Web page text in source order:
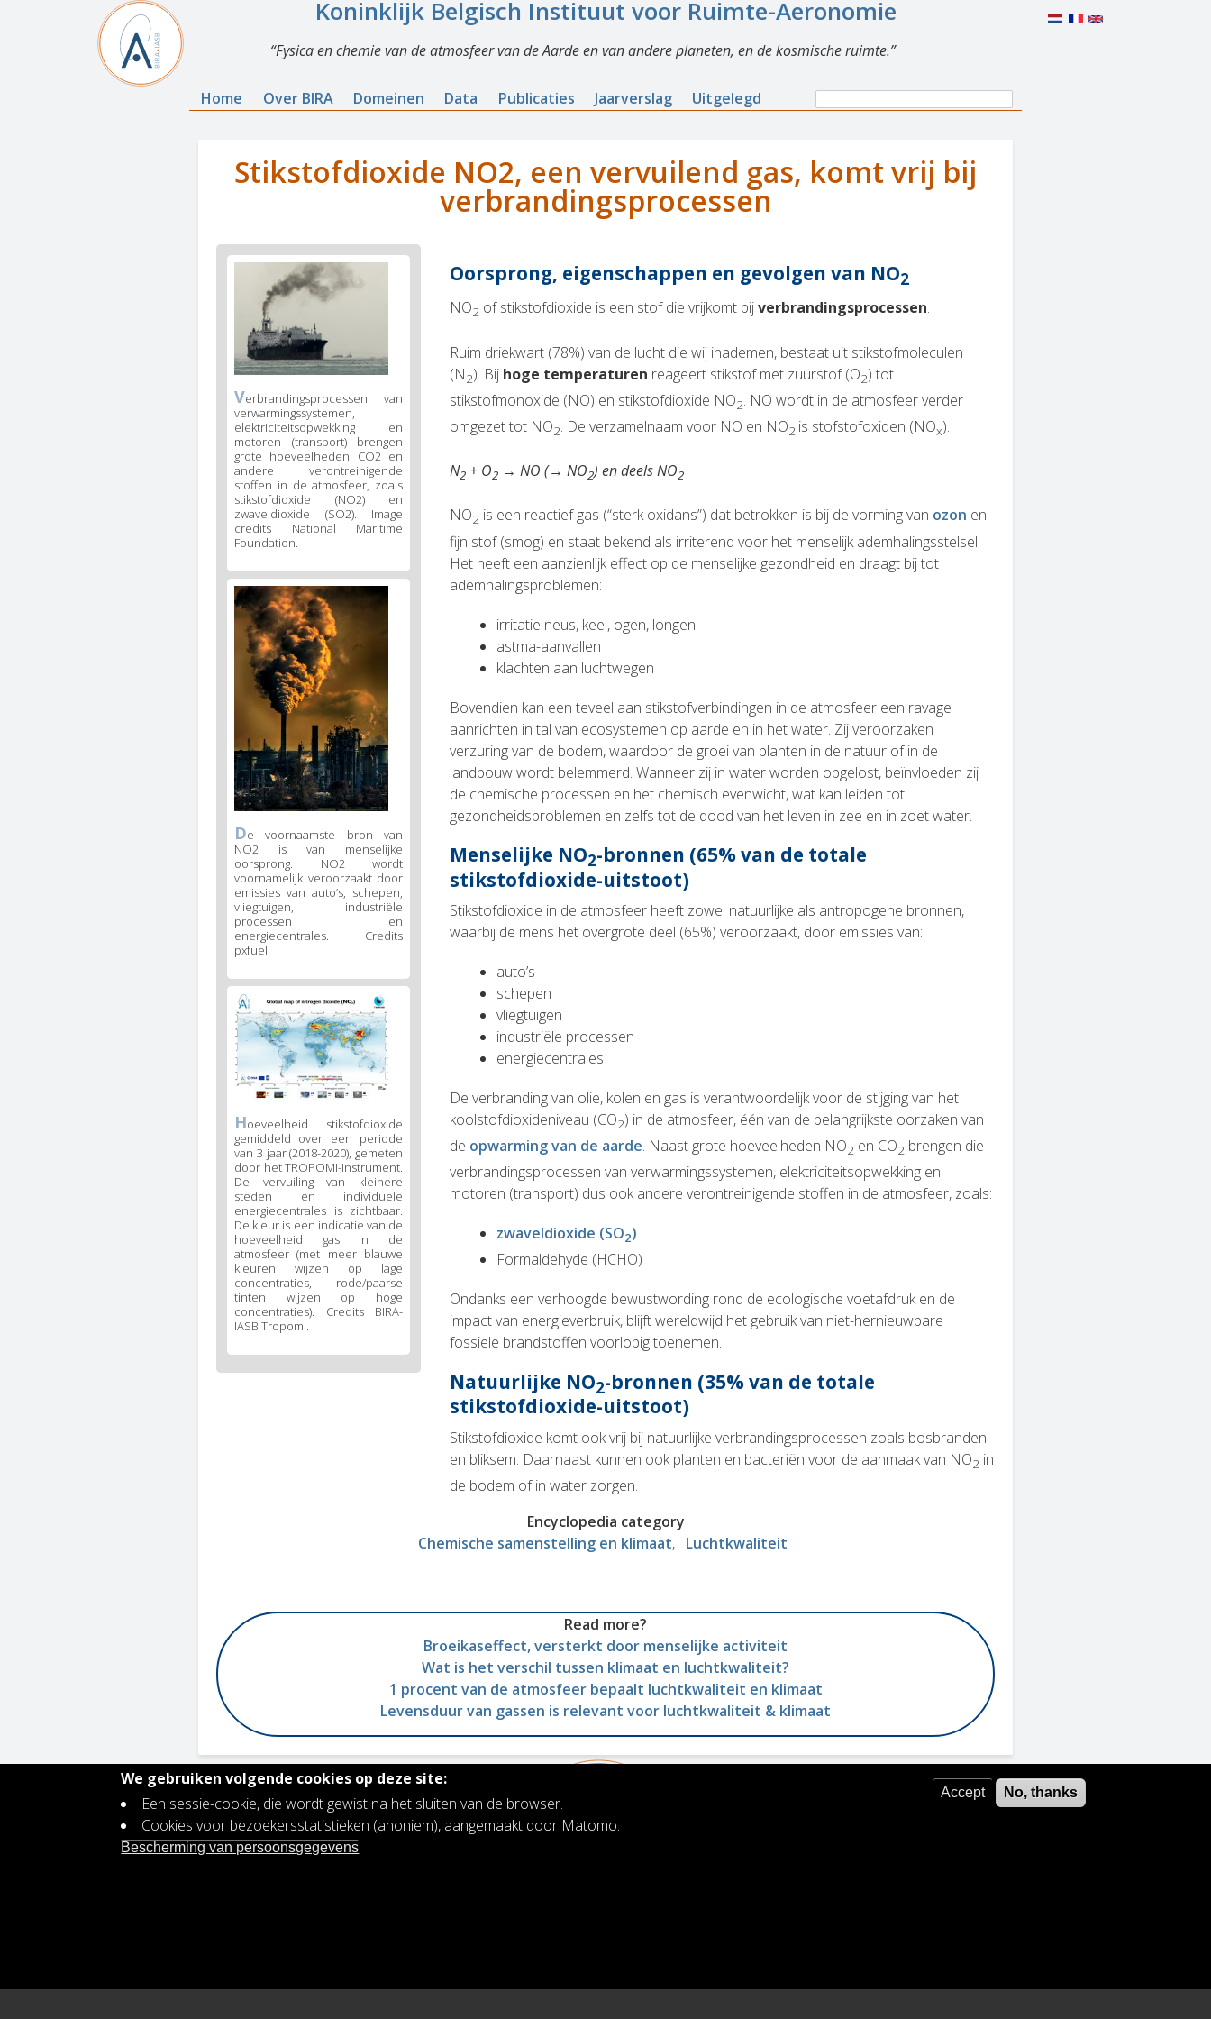
Koninklijk Belgisch Instituut voor Ruimte-Aeronomie
Fysica en chemie van de atmosfeer van de Aarde en van andere planeten, en de kosmische ruimte.
Home Over BIRA Domeinen Data Publicaties Jaarverslag Uitgelegd
Search
Search
Stikstofdioxide NO2, een vervuilend gas, komt vrij bij
verbrandingsprocessen
Oorsprong, eigenschappen en gevolgen van NO2
NO2 of stikstofdioxide is een stof die vrijkomt bijverbrandingsprocessen.
Ruim driekwart (78%) van de lucht die wij inademen, bestaat uit stikstofmoleculen
(N2). Bij hoge temperaturen reageert stikstof met zuurstof (O2) tot
stikstofmonoxide (NO) en stikstofdioxide NO2. NO wordt in de atmosfeer verder
omgezet tot NO2. De verzamelnaam voor NO en NO2 is stofstofoxiden (NOx).
N2 + O2 → NO (→ NO2) en deels NO2
NO2 is een reactief gas (“sterk oxidans”) dat betrokken is bij de vorming van ozon en
fijn stof (smog) en staat bekend als irriterend voor het menselijk ademhalingsstelsel.
Het heeft een aanzienlijk effect op de menselijke gezondheid en draagt bij tot
ademhalingsproblemen:
irritatie neus, keel, ogen, longen
astma-aanvallen
klachten aan luchtwegen
Bovendien kan een teveel aan stikstofverbindingen in de atmosfeer een ravage
aanrichten in tal van ecosystemen op aarde en in het water. Zij veroorzaken
verzuring van de bodem, waardoor de groei van planten in de natuur of in de
landbouw wordt belemmerd. Wanneer zij in water worden opgelost, beïnvloeden zij
de chemische processen en het chemisch evenwicht, wat kan leiden tot
gezondheidsproblemen en zelfs tot de dood van het leven in zee en in zoet water.
Menselijke NO2-bronnen (65% van de totale
stikstofdioxide-uitstoot)
Stikstofdioxide in de atmosfeer heeft zowel natuurlijke als antropogene bronnen,
waarbij de mens het overgrote deel (65%) veroorzaakt, door emissies van:
auto’s
schepen
vliegtuigen
industriële processen
energiecentrales
De verbranding van olie, kolen en gas is verantwoordelijk voor de stijging van het
koolstofdioxideniveau (CO2) in de atmosfeer, één van de belangrijkste oorzaken van
de opwarming van de aarde. Naast grote hoeveelheden NO2 en CO2 brengen die
verbrandingsprocessen van verwarmingssystemen, elektriciteitsopwekking en
motoren (transport) dus ook andere verontreinigende stoffen in de atmosfeer, zoals:
zwaveldioxide (SO2)
Formaldehyde (HCHO)
Ondanks een verhoogde bewustwording rond de ecologische voetafdruk en de
impact van energieverbruik, blijft wereldwijd het gebruik van niet-hernieuwbare
fossiele brandstoffen voorlopig toenemen.
Natuurlijke NO2-bronnen (35% van de totale
stikstofdioxide-uitstoot)
Stikstofdioxide komt ook vrij bij natuurlijke verbrandingsprocessen zoals bosbranden
en bliksem. Daarnaast kunnen ook planten en bacteriën voor de aanmaak van NO2 in
de bodem of in water zorgen.
Verbrandingsprocessen van
verwarmingssystemen,
elektriciteitsopwekking en
motoren (transport) brengen
grote hoeveelheden CO2 en
andere verontreinigende
stoffen in de atmosfeer, zoals
stikstofdioxide (NO2) en
zwaveldioxide (SO2). Image
credits National Maritime
Foundation.
De voornaamste bron van
NO2 is van menselijke
oorsprong. NO2 wordt
voornamelijk veroorzaakt door
emissies van auto’s, schepen,
vliegtuigen, industriële
processen en
energiecentrales. Credits
pxfuel.
Hoeveelheid stikstofdioxide
gemiddeld over een periode
van 3 jaar (2018-2020), gemeten
door het TROPOMI-instrument.
De vervuiling van kleinere
steden en individuele
energiecentrales is zichtbaar.
De kleur is een indicatie van de
hoeveelheid gas in de
atmosfeer (met meer blauwe
kleuren wijzen op lage
concentraties, rode/paarse
tinten wijzen op hoge
concentraties). Credits BIRA-
IASB Tropomi.
Encyclopedia category
Chemische samenstelling en klimaat
Luchtkwaliteit
Read more?
Broeikaseffect, versterkt door menselijke activiteit
Wat is het verschil tussen klimaat en luchtkwaliteit?
1 procent van de atmosfeer bepaalt luchtkwaliteit en klimaat
Levensduur van gassen is relevant voor luchtkwaliteit & klimaat
Footer
menu
Contact
Vacatures
Bescherming persoonsgegevens
Aeronomie
We gebruiken volgende cookies op deze site:
Een sessie-cookie, die wordt gewist na het sluiten van de browser.
Cookies voor bezoekersstatistieken (anoniem), aangemaakt door Matomo.
Bescherming van persoonsgegevens
Accept No, thanks